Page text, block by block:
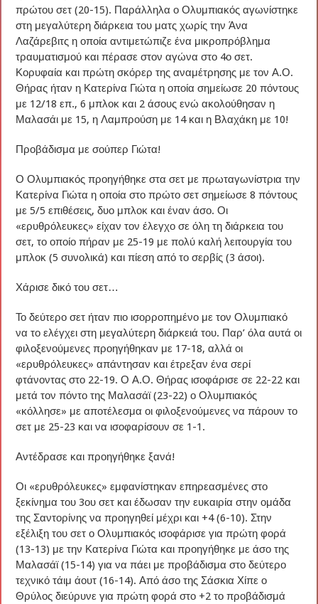
πρώτου σετ (20-15). Παράλληλα ο Ολυμπιακός αγωνίστηκε
στη μεγαλύτερη διάρκεια του ματς χωρίς την Άνα
Λαζάρεβιτς η οποία αντιμετώπιζε ένα μικροπρόβλημα
τραυματισμού και πέρασε στον αγώνα στο 4ο σετ.
Κορυφαία και πρώτη σκόρερ της αναμέτρησης με τον Α.Ο.
Θήρας ήταν η Κατερίνα Γιώτα η οποία σημείωσε 20 πόντους
με 12/18 επ., 6 μπλοκ και 2 άσους ενώ ακολούθησαν η
Μαλασάι με 15, η Λαμπρούση με 14 και η Βλαχάκη με 10!
Προβάδισμα με σούπερ Γιώτα!
Ο Ολυμπιακός προηγήθηκε στα σετ με πρωταγωνίστρια την
Κατερίνα Γιώτα η οποία στο πρώτο σετ σημείωσε 8 πόντους
με 5/5 επιθέσεις, δυο μπλοκ και έναν άσο. Οι
«ερυθρόλευκες» είχαν τον έλεγχο σε όλη τη διάρκεια του
σετ, το οποίο πήραν με 25-19 με πολύ καλή λειτουργία του
μπλοκ (5 συνολικά) και πίεση από το σερβίς (3 άσοι).
Χάρισε δικό του σετ…
Το δεύτερο σετ ήταν πιο ισορροπημένο με τον Ολυμπιακό
να το ελέγχει στη μεγαλύτερη διάρκειά του. Παρ’ όλα αυτά οι
φιλοξενούμενες προηγήθηκαν με 17-18, αλλά οι
«ερυθρόλευκες» απάντησαν και έτρεξαν ένα σερί
φτάνοντας στο 22-19. Ο Α.Ο. Θήρας ισοφάρισε σε 22-22 και
μετά τον πόντο της Μαλασάϊ (23-22) ο Ολυμπιακός
«κόλλησε» με αποτέλεσμα οι φιλοξενούμενες να πάρουν το
σετ με 25-23 και να ισοφαρίσουν σε 1-1.
Αντέδρασε και προηγήθηκε ξανά!
Οι «ερυθρόλευκες» εμφανίστηκαν επηρεασμένες στο
ξεκίνημα του 3ου σετ και έδωσαν την ευκαιρία στην ομάδα
της Σαντορίνης να προηγηθεί μέχρι και +4 (6-10). Στην
εξέλιξη του σετ ο Ολυμπιακός ισοφάρισε για πρώτη φορά
(13-13) με την Κατερίνα Γιώτα και προηγήθηκε με άσο της
Μαλασάϊ (15-14) για να πάει με προβάδισμα στο δεύτερο
τεχνικό τάιμ άουτ (16-14). Από άσο της Σάσκια Χίπε ο
Θρύλος διεύρυνε για πρώτη φορά στο +2 το προβάδισμά